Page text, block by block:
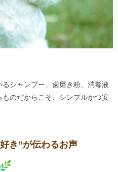
シャンプー、歯磨き粉、消毒液
のだからこそ、シンプルかつ安
き”が伝わるお声